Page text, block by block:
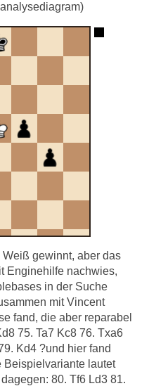
Weiß gewinnt, aber das
Enginehilfe nachwies,
in der Suche
mit Vincent
fand, die aber reparabel
75. Ta7 Kc8 76. Txa6
Kd4 ?und hier fand
lautet
80. Tf6 Ld3 81.